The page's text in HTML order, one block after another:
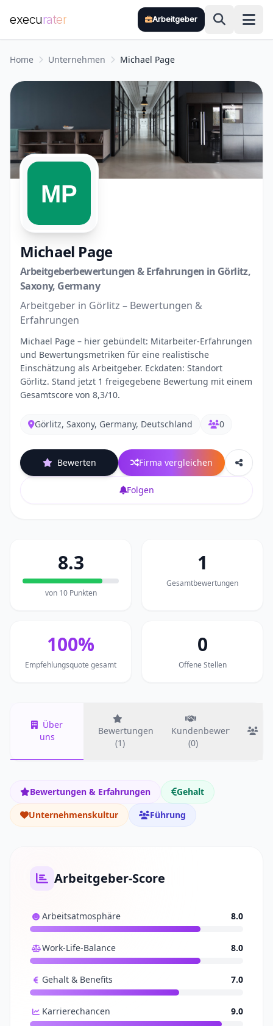
execurater Arbeitgeber
Home Unternehmen Michael Page
Michael Page
Arbeitgeberbewertungen & Erfahrungen in Görlitz,
Saxony, Germany
Arbeitgeber in Görlitz – Bewertungen &
Erfahrungen
Michael Page – hier gebündelt: Mitarbeiter-Erfahrungen
und Bewertungsmetriken für eine realistische
Einschätzung als Arbeitgeber. Eckdaten: Standort
Görlitz. Stand jetzt 1 freigegebene Bewertung mit einem
Gesamtscore von 8,3/10.
Görlitz, Saxony, Germany, Deutschland 0
Bewerten Firma vergleichen
Folgen
8.3
von 10 Punkten
1
Gesamtbewertungen
100%
Empfehlungsquote gesamt
0
Offene Stellen
Über
uns
Bewertungen
(1)
Kundenbewertungen
(0)
Bewertungen & Erfahrungen
Gehalt
Unternehmenskultur
Führung
Arbeitgeber-Score
Arbeitsatmosphäre 8.0
Work-Life-Balance 8.0
Gehalt & Benefits 7.0
Karrierechancen 9.0